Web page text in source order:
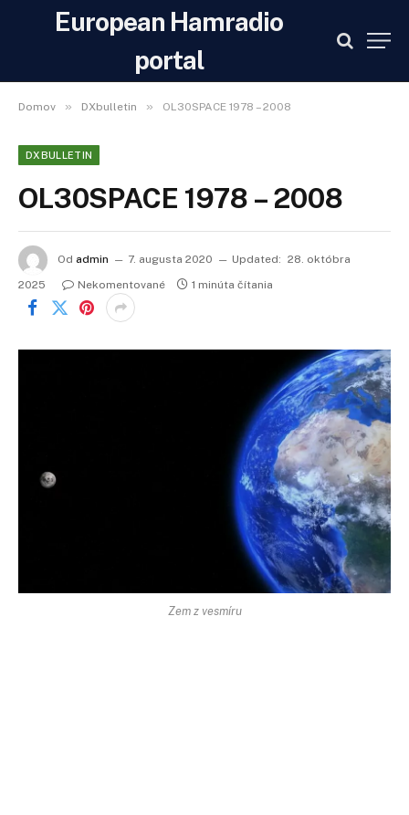
European Hamradio
portal
Domov » DXbulletin » OL30SPACE 1978 – 2008
DXBULLETIN
OL30SPACE 1978 – 2008
Od admin 7. augusta 2020 Updated: 28. októbra
2025
Nekomentované 1 minúta čítania
Zem z vesmíru